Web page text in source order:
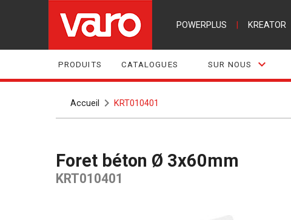
POWERPLUS KREATOR
PRODUITS CATALOGUES SUR NOUS
Accueil KRT010401
Foret béton Ø 3x60mm
KRT010401